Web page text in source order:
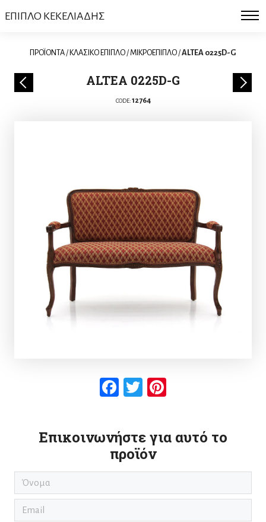
ΕΠΙΠΛΟ ΚΕΚΕΛΙΑΔΗΣ
ΠΡΟΪΟΝΤΑ / ΚΛΑΣΙΚΟ ΕΠΙΠΛΟ /ΜΙΚΡΟΕΠΙΠΛΟ /ALTEA 0225D-G
ALTEA 0225D-G
CODE: 12764
Facebook
Twitter
Επικοινωνήστε για αυτό το
προϊόν